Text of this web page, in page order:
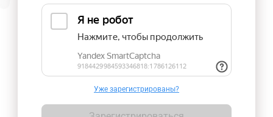
Уже зарегистрированы?